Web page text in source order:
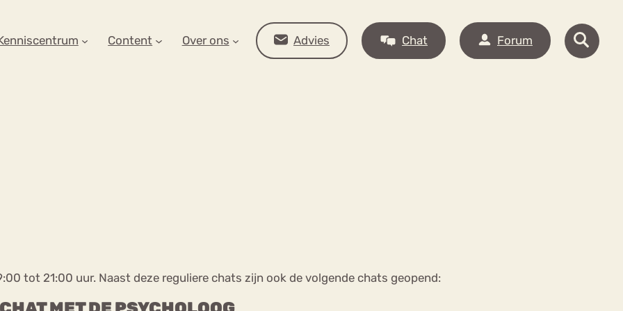
Content Over ons Advies Chat Forum
tot 21:00 uur. Naast deze reguliere chats zijn ook de volgende chats geopend:
OP ZOEK?